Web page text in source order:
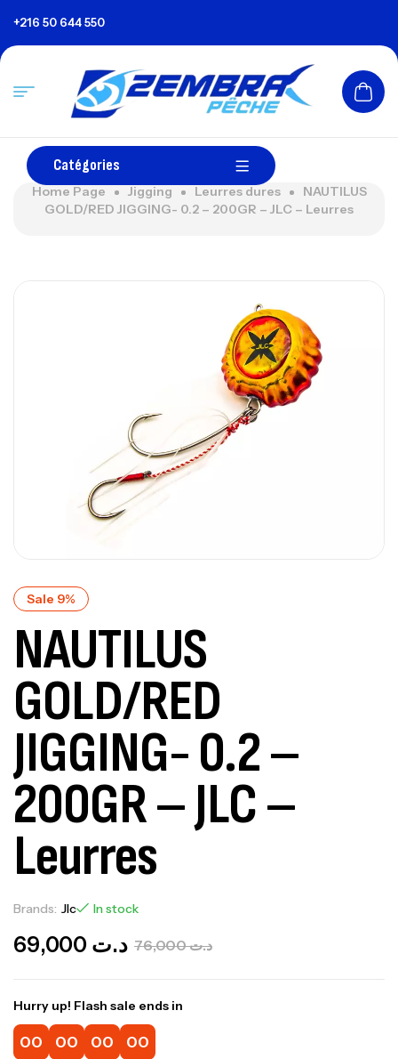
+216 50 644 550
Catégories
Home Page Jigging Leurres dures
NAUTILUS
GOLD/RED JIGGING- 0.2 – 200GR – JLC – Leurres
Sale 9%
NAUTILUS
GOLD/RED
JIGGING- 0.2 –
200GR – JLC –
Leurres
Brands: Jlc In stock
د.ت76,000 د.ت
Hurry up! Flash sale ends in
00 00 00 00